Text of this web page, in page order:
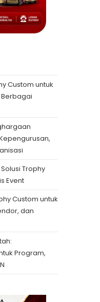
Custom untuk
Trophy
Event
Custom untuk
dan
Program,